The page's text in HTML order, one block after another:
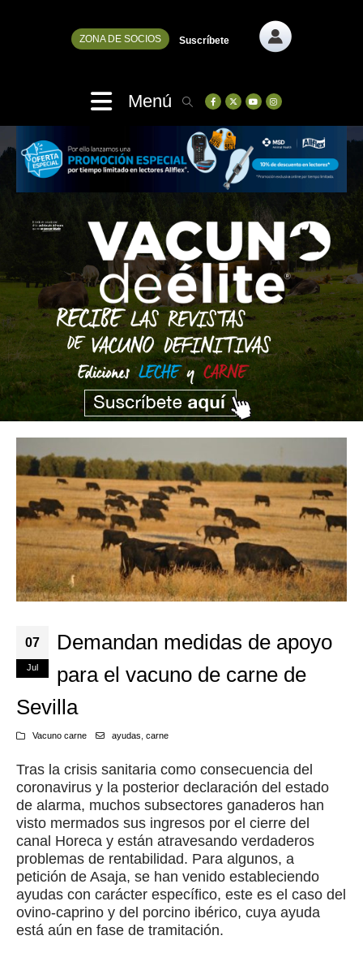
ZONA DE SOCIOS Suscríbete
Menú
07
Jul
Demandan medidas de apoyo
para el vacuno de carne de
Sevilla
Vacuno carne ayudas carne
Tras la crisis sanitaria como consecuencia del
coronavirus y la posterior declaración del estado
de alarma, muchos subsectores ganaderos han
visto mermados sus ingresos por el cierre del
canal Horeca y están atravesando verdaderos
problemas de rentabilidad. Para algunos, a
petición de Asaja, se han venido estableciendo
ayudas con carácter específico, este es el caso del
ovino-caprino y del porcino ibérico, cuya ayuda
está aún en fase de tramitación.